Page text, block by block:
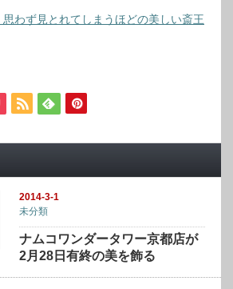
わず見とれてしまうほどの美しい斎王
2014-3-1
未分類
ナムコワンダータワー京都店が
2月28日有終の美を飾る